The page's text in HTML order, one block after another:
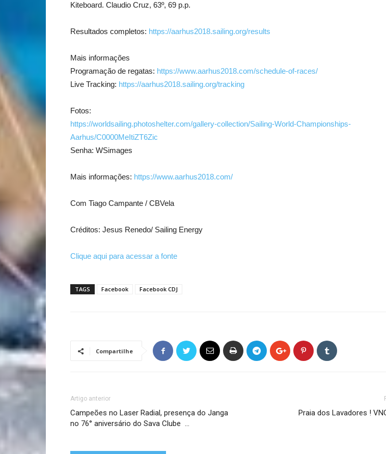
Kiteboard. Claudio Cruz, 63º, 69 p.p.
Resultados completos: https://aarhus2018.sailing.org/results
Mais informações
Programação de regatas: https://www.aarhus2018.com/schedule-of-races/
Live Tracking: https://aarhus2018.sailing.org/tracking
Fotos:
https://worldsailing.photoshelter.com/gallery-collection/Sailing-World-Championships-
Aarhus/C0000MeItiZT6Zic
Senha: WSimages
Mais informações: https://www.aarhus2018.com/
Com Tiago Campante / CBVela
Créditos: Jesus Renedo/ Sailing Energy
Clique aqui para acessar a fonte
TAGS Facebook Facebook CDJ
Compartilhe
Artigo anterior
Campeões no Laser Radial, presença do Janga
no 76° aniversário do Sava Clube ️ …
Praia dos Lavadores !